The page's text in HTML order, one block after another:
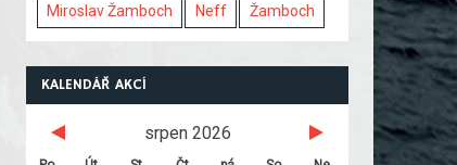
Miroslav Žamboch Neff Žamboch
KALENDÁŘ AKCÍ
srpen 2026